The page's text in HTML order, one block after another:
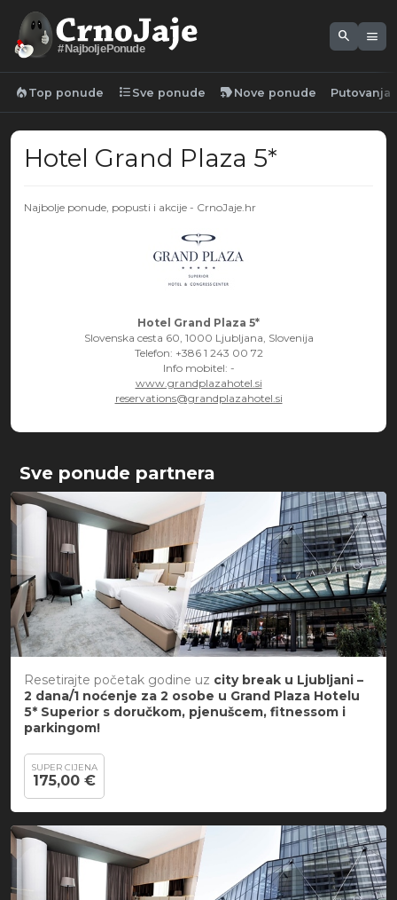
#NajboljePonude
search menu
local_fire_department Top ponude format_list_bulleted Sve ponude new_label Nove ponude Putovanja
Hotel Grand Plaza 5*
Najbolje ponude, popusti i akcije - CrnoJaje.hr
Hotel Grand Plaza 5*
Slovenska cesta 60, 1000 Ljubljana, Slovenija
Telefon: +386 1 243 00 72
Info mobitel: -
www.grandplazahotel.si
reservations@grandplazahotel.si
Sve ponude partnera
Resetirajte početak godine uz city break u Ljubljani –
2 dana/1 noćenje za 2 osobe u Grand Plaza Hotelu
5* Superior s doručkom, pjenušcem, fitnessom i
parkingom!
SUPER CIJENA
175,00 €